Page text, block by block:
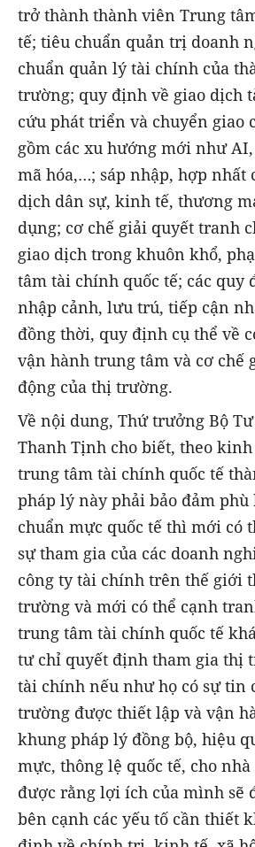
trở thành thành viên Trung
tế; tiêu chuẩn quản trị doanh
chuẩn quản lý tài chính của
trường; quy định về giao dịch
cứu phát triển và chuyển giao
gồm các xu hướng mới như
mã hóa,…; sáp nhập, hợp nhất
dịch dân sự, kinh tế, thương
dụng; cơ chế giải quyết tranh
giao dịch trong khuôn khổ,
tâm tài chính quốc tế; các quy
nhập cảnh, lưu trú, tiếp cận
đồng thời, quy định cụ thể về
vận hành trung tâm và cơ chế
động của thị trường.
Về nội dung, Thứ trưởng Bộ
Thanh Tịnh cho biết, theo
trung tâm tài chính quốc tế
pháp lý này phải bảo đảm phù
chuẩn mực quốc tế thì mới có
sự tham gia của các doanh
công ty tài chính trên thế giới
trường và mới có thể cạnh
trung tâm tài chính quốc tế
tư chỉ quyết định tham gia thị
tài chính nếu như họ có sự tin
trường được thiết lập và vận
khung pháp lý đồng bộ, hiệu
mực, thông lệ quốc tế, cho
được rằng lợi ích của mình sẽ
bên cạnh các yếu tố cần thiết